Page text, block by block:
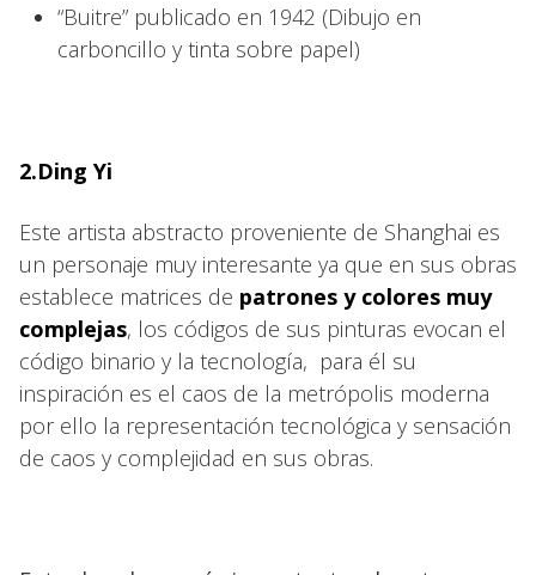
“Buitre” publicado en 1942 (Dibujo en
carboncillo y tinta sobre papel)
2.Ding Yi
Este artista abstracto proveniente de Shanghai es
un personaje muy interesante ya que en sus obras
establece matrices de patrones y colores muy
complejas, los códigos de sus pinturas evocan el
código binario y la tecnología, para él su
inspiración es el caos de la metrópolis moderna
por ello la representación tecnológica y sensación
de caos y complejidad en sus obras.